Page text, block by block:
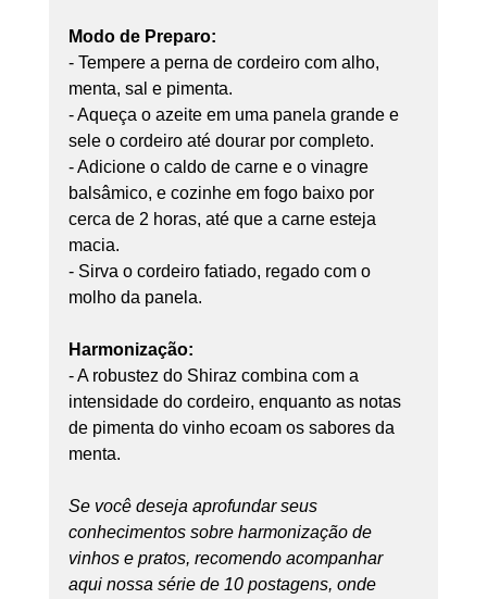
Modo de Preparo:
- Tempere a perna de cordeiro com alho,
menta, sal e pimenta.
- Aqueça o azeite em uma panela grande e
sele o cordeiro até dourar por completo.
- Adicione o caldo de carne e o vinagre
balsâmico, e cozinhe em fogo baixo por
cerca de 2 horas, até que a carne esteja
macia.
- Sirva o cordeiro fatiado, regado com o
molho da panela.
Harmonização:
- A robustez do Shiraz combina com a
intensidade do cordeiro, enquanto as notas
de pimenta do vinho ecoam os sabores da
menta.
Se você deseja aprofundar seus
conhecimentos sobre harmonização de
vinhos e pratos, recomendo acompanhar
aqui nossa série de 10 postagens, onde